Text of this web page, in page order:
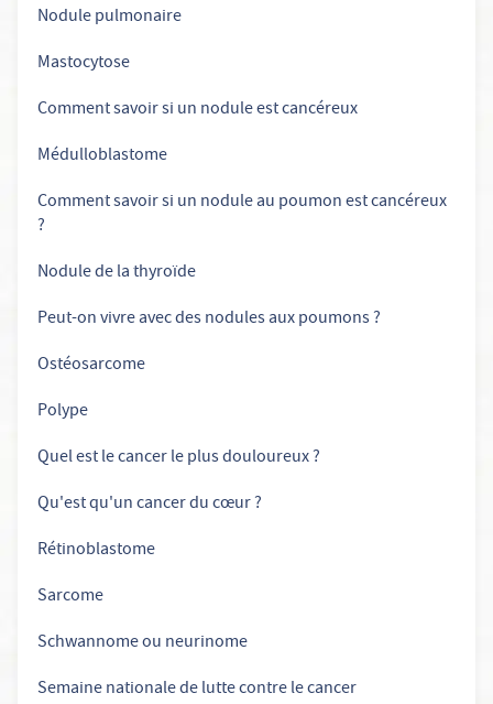
Nodule pulmonaire
Mastocytose
Comment savoir si un nodule est cancéreux
Médulloblastome
Comment savoir si un nodule au poumon est cancéreux
?
Nodule de la thyroïde
Peut-on vivre avec des nodules aux poumons ?
Ostéosarcome
Polype
Quel est le cancer le plus douloureux ?
Qu'est qu'un cancer du cœur ?
Rétinoblastome
Sarcome
Schwannome ou neurinome
Semaine nationale de lutte contre le cancer